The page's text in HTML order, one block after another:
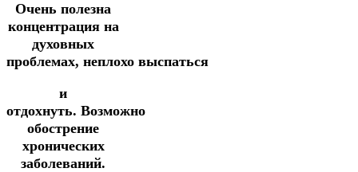
Очень полезна
концентрация на
духовных
проблемах, неплохо выспаться
и
отдохнуть. Возможно
обострение
хронических
заболеваний.